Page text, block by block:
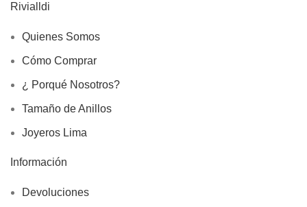
Rivialldi
Quienes Somos
Cómo Comprar
¿ Porqué Nosotros?
Tamaño de Anillos
Joyeros Lima
Información
Devoluciones